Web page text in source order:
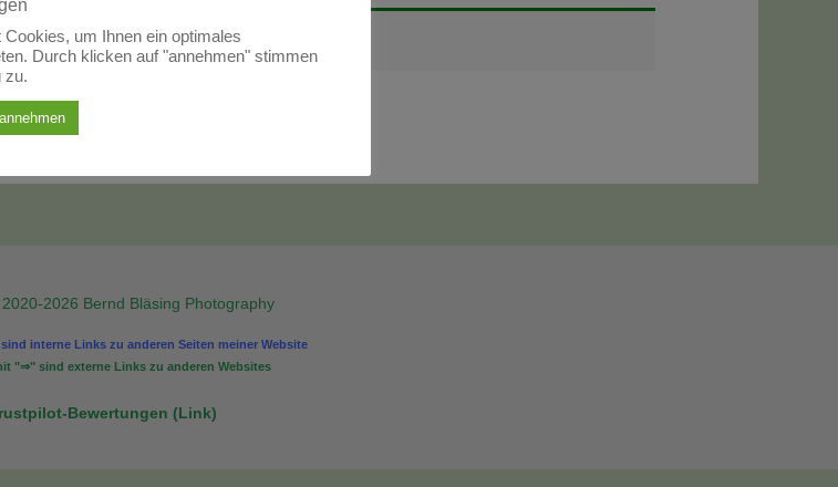
2026 Bernd Bläsing Photography
interne Links zu anderen Seiten meiner Website
"⇒" sind externe Links zu anderen Websites
Bewertungen (Link)
um Ihnen ein optimales
Durch klicken auf "annehmen" stimmen
zu.
annehmen